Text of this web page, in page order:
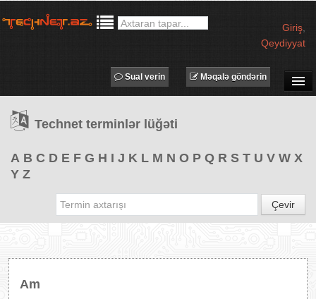
Giriş
Qeydiyyat
TƏDBİRLƏR
PROQRAMLAR
Məqalə göndərin
Sual verin
Technet terminlər lüğəti
A B C D E F G H I J K L M N O P Q R S T U V W X
Y Z
Çevir
Am